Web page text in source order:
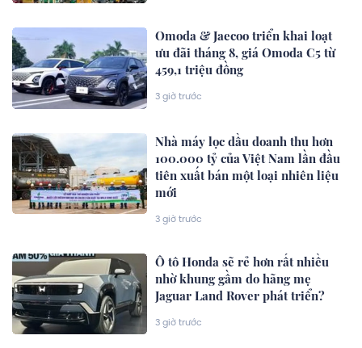
Omoda & Jaecoo triển khai loạt
ưu đãi tháng 8, giá Omoda C5 từ
459,1 triệu đồng
3 giờ trước
Nhà máy lọc dầu doanh thu hơn
100.000 tỷ của Việt Nam lần đầu
tiên xuất bán một loại nhiên liệu
mới
3 giờ trước
Ô tô Honda sẽ rẻ hơn rất nhiều
nhờ khung gầm do hãng mẹ
Jaguar Land Rover phát triển?
3 giờ trước